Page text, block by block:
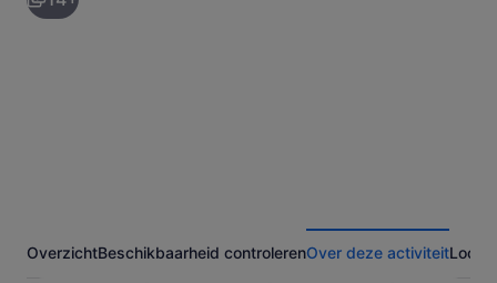
de
zoekresultatenpagina
OverzichtBeschikbaarheid controlerenOver deze activiteit